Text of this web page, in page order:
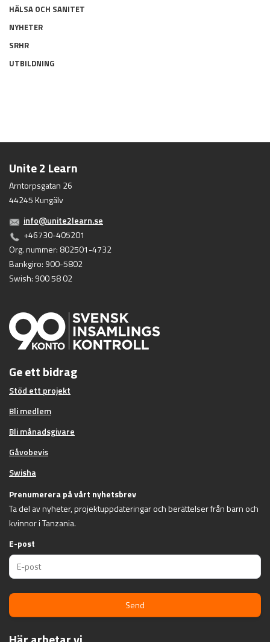
HÄLSA OCH SANITET
NYHETER
SRHR
UTBILDNING
Unite 2 Learn
Arntorpsgatan 26
44245 Kungälv
info@unite2learn.se
+46730-405201
Org. nummer: 802501-4732
Bankgiro: 900-5802
Swish: 900 58 02
Ge ett bidrag
Stöd ett projekt
Bli medlem
Bli månadsgivare
Gåvobevis
Swisha
Prenumerera på vårt nyhetsbrev
Ta del av nyheter, projektuppdateringar och berättelser från barn och
kvinnor i Tanzania.
E-post
Send